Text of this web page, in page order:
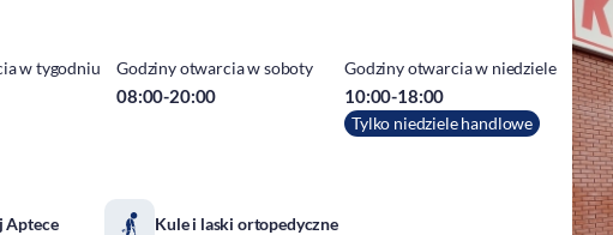
w tygodniu Godziny otwarcia w soboty
08:00-20:00
Godziny otwarcia w niedziele
10:00-18:00
Tylko niedziele handlowe
Aptece Kule i laski ortopedyczne